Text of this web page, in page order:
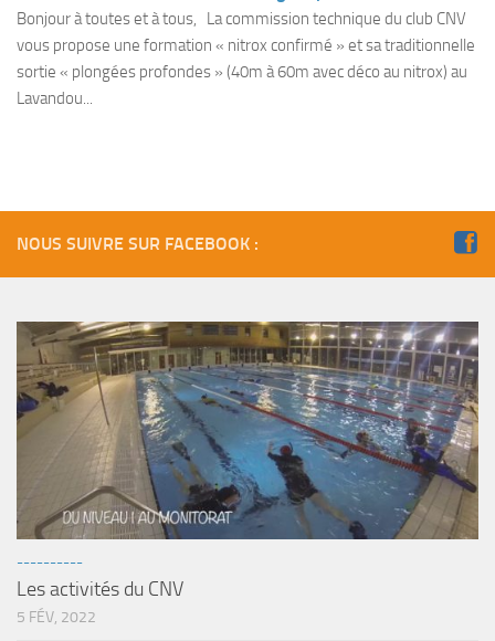
Fosse
Sorties techniques
APNEE
Sorties 2024
Sorties 2023
Sorties 2021
Sorties 2020
Sorties 2019
Sorties 2018
sorties 2017
Sorties 2016
Sorties 2015
Bonjour à toutes et à tous, La commission technique du club CNV
vous propose une formation « nitrox confirmé » et sa traditionnelle
sortie « plongées profondes » (40m à 60m avec déco au nitrox) au
Lavandou...
NOUS SUIVRE SUR FACEBOOK :
----------
Les activités du CNV
5 FÉV, 2022